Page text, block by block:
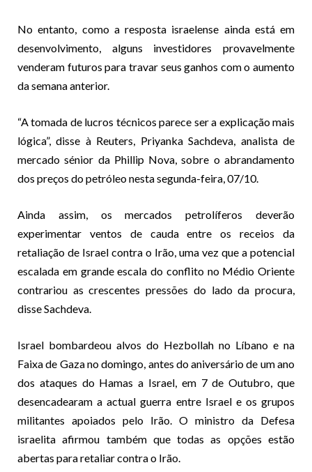
No entanto, como a resposta israelense ainda está em
desenvolvimento, alguns investidores provavelmente
venderam futuros para travar seus ganhos com o aumento
da semana anterior.
“A tomada de lucros técnicos parece ser a explicação mais
lógica”, disse à Reuters, Priyanka Sachdeva, analista de
mercado sénior da Phillip Nova, sobre o abrandamento
dos preços do petróleo nesta segunda-feira, 07/10.
Ainda assim, os mercados petrolíferos deverão
experimentar ventos de cauda entre os receios da
retaliação de Israel contra o Irão, uma vez que a potencial
escalada em grande escala do conflito no Médio Oriente
contrariou as crescentes pressões do lado da procura,
disse Sachdeva.
Israel bombardeou alvos do Hezbollah no Líbano e na
Faixa de Gaza no domingo, antes do aniversário de um ano
dos ataques do Hamas a Israel, em 7 de Outubro, que
desencadearam a actual guerra entre Israel e os grupos
militantes apoiados pelo Irão. O ministro da Defesa
israelita afirmou também que todas as opções estão
abertas para retaliar contra o Irão.